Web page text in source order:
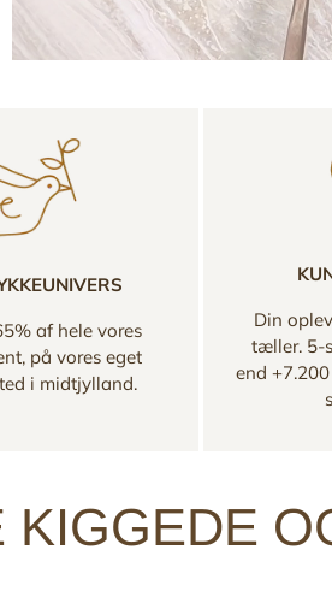
af hele vores
på vores eget
i midtjylland.
Din
tæller. 5-
end
KIGGEDE